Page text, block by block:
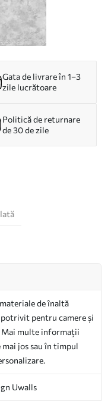
Gata de livrare în 1–3
zile lucrătoare
Politică de returnare
de 30 de zile
de înaltă
pentru camere și
multe informații
jos sau în timpul
Uwalls